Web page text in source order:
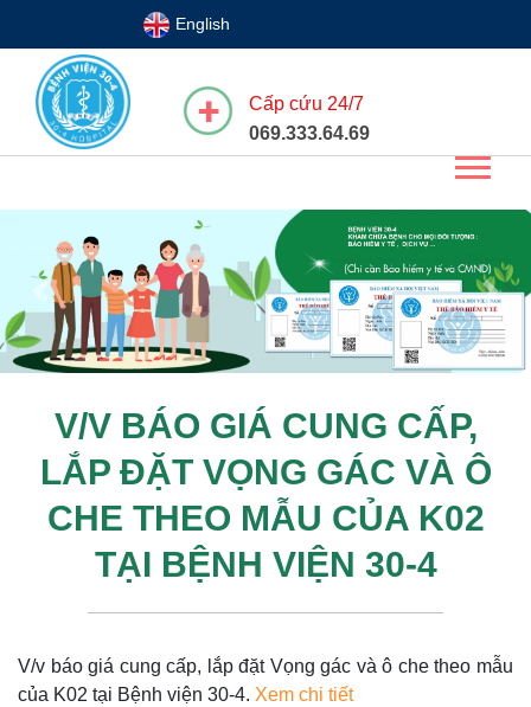
English
Cấp cứu 24/7
069.333.64.69
Previous Next
V/V BÁO GIÁ CUNG CẤP,
LẮP ĐẶT VỌNG GÁC VÀ Ô
CHE THEO MẪU CỦA K02
TẠI BỆNH VIỆN 30-4
V/v báo giá cung cấp, lắp đặt Vọng gác và ô che theo mẫu
của K02 tại Bệnh viện 30-4. Xem chi tiết